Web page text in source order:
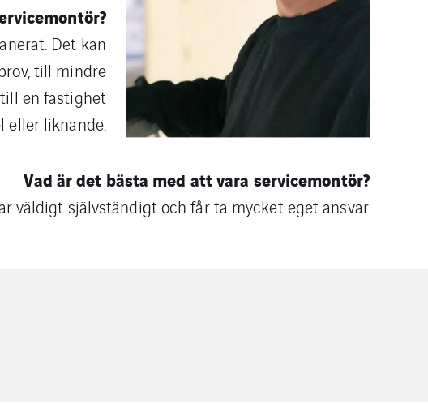
Det kan
till mindre
en fastighet
liknande.
Vad är det bästa med att vara servicemontör?
väldigt självständigt och får ta mycket eget ansvar.